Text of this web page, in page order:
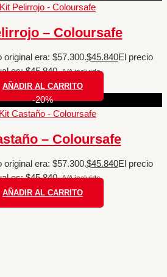
– Coloursafe
original era: $57.300.$45.840El precio
es: $45.840. IVA incluido
AÑADIR AL CARRITO
-20%
– Coloursafe
original era: $57.300.$45.840El precio
es: $45.840. IVA incluido
AÑADIR AL CARRITO